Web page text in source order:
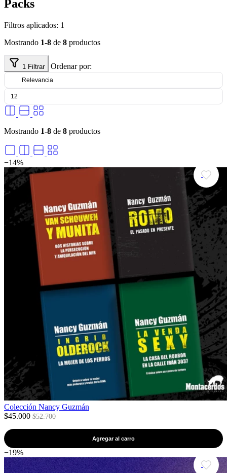
Packs
Filtros aplicados: 1
Mostrando 1-8 de 8 productos
1 Filtrar Ordenar por:
Mostrando 1-8 de 8 productos
−14%
Colección Nancy Guzmán
$45.000 $52.700
Agregar al carro
−19%